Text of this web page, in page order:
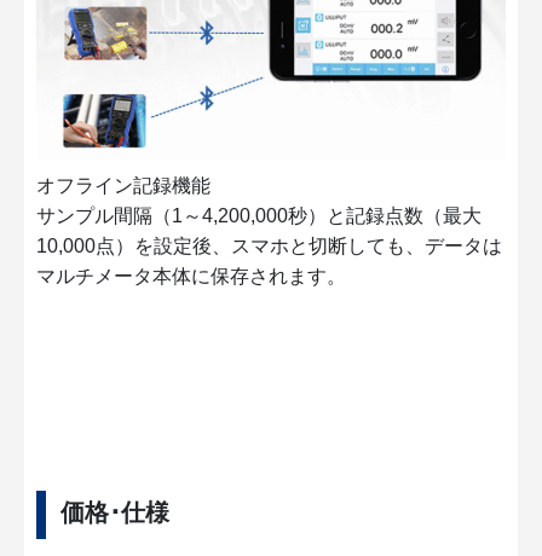
オフライン記録機能
サンプル間隔（1～4,200,000秒）と記録点数（最大
10,000点）を設定後、スマホと切断しても、データは
マルチメータ本体に保存されます。
価格･仕様